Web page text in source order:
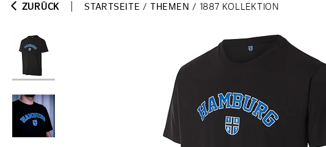
ZURÜCK STARTSEITE / THEMEN / 1887 KOLLEKTION